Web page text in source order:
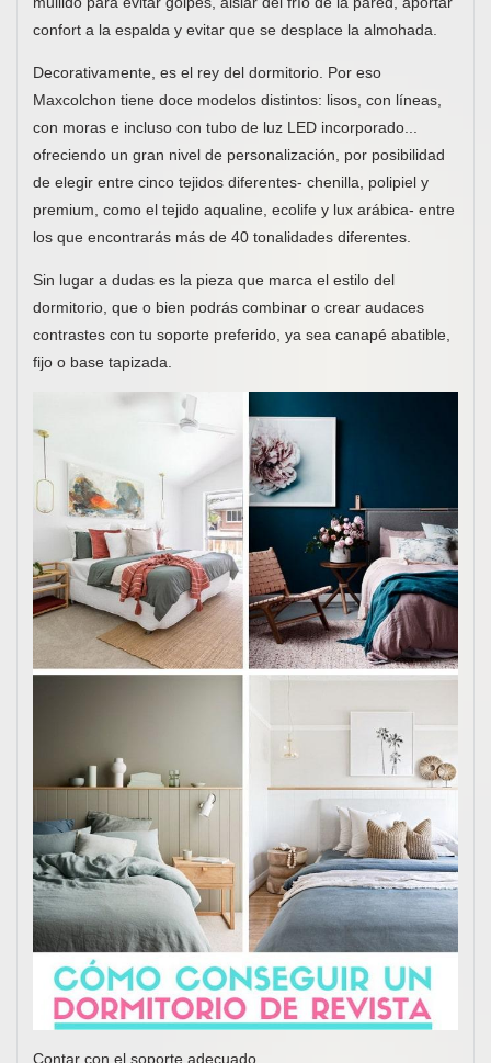
confort a la espalda y evitar que se desplace la almohada.
Decorativamente, es el rey del dormitorio. Por eso
Maxcolchon tiene doce modelos distintos: lisos, con líneas,
con moras e incluso con tubo de luz LED incorporado...
ofreciendo un gran nivel de personalización, por posibilidad
de elegir entre cinco tejidos diferentes- chenilla, polipiel y
premium, como el tejido aqualine, ecolife y lux arábica- entre
los que encontrarás más de 40 tonalidades diferentes.
Sin lugar a dudas es la pieza que marca el estilo del
dormitorio, que o bien podrás combinar o crear audaces
contrastes con tu soporte preferido, ya sea canapé abatible,
fijo o base tapizada.
Contar con el soporte adecuado